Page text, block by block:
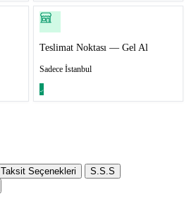
Teslimat Noktası — Gel Al
Sadece İstanbul
Taksit Seçenekleri
S.S.S